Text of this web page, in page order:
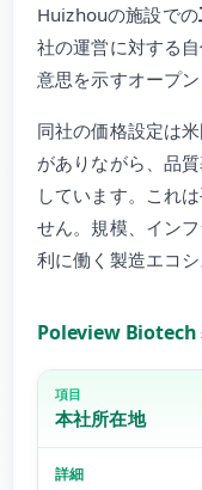
Huizhouの施設での
社の運営に対する
意思を示すオープン
同社の価格設定は
がありながら、品
しています。これ
せん。規模、イン
利に働く製造エコ
Poleview Biotech
本社所在地